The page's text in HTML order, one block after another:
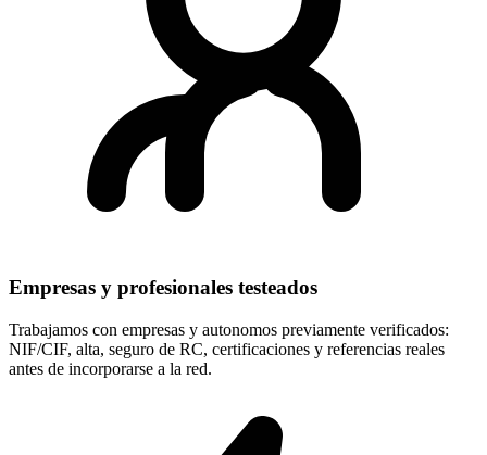
Empresas y profesionales testeados
Trabajamos con empresas y autonomos previamente verificados:
NIF/CIF, alta, seguro de RC, certificaciones y referencias reales
antes de incorporarse a la red.